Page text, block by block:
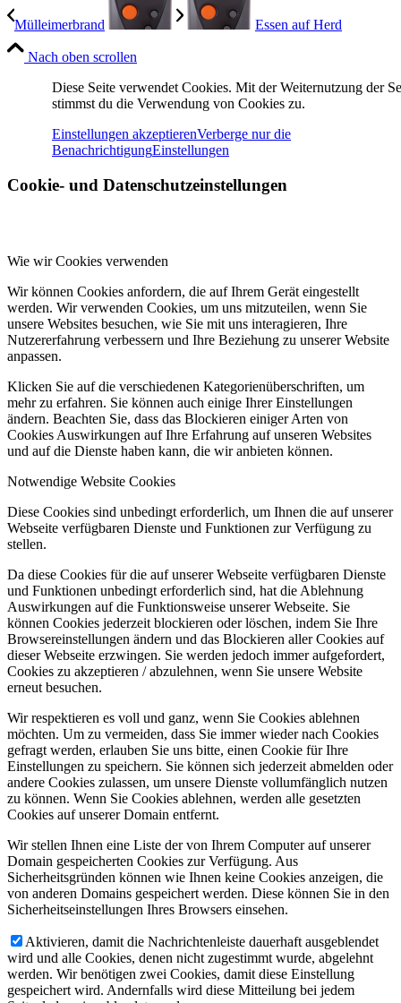
Mülleimerbrand Essen auf Herd
Nach oben scrollen
Diese Seite verwendet Cookies. Mit der Weiternutzung der
stimmst du die Verwendung von Cookies zu.
Einstellungen akzeptierenVerberge nur die
BenachrichtigungEinstellungen
Cookie- und Datenschutzeinstellungen
Wie wir Cookies verwenden
Wir können Cookies anfordern, die auf Ihrem Gerät eingestellt
werden. Wir verwenden Cookies, um uns mitzuteilen, wenn Sie
unsere Websites besuchen, wie Sie mit uns interagieren, Ihre
Nutzererfahrung verbessern und Ihre Beziehung zu unserer Website
anpassen.
Klicken Sie auf die verschiedenen Kategorienüberschriften, um
mehr zu erfahren. Sie können auch einige Ihrer Einstellungen
ändern. Beachten Sie, dass das Blockieren einiger Arten von
Cookies Auswirkungen auf Ihre Erfahrung auf unseren Websites
und auf die Dienste haben kann, die wir anbieten können.
Notwendige Website Cookies
Diese Cookies sind unbedingt erforderlich, um Ihnen die auf unserer
Webseite verfügbaren Dienste und Funktionen zur Verfügung zu
stellen.
Da diese Cookies für die auf unserer Webseite verfügbaren Dienste
und Funktionen unbedingt erforderlich sind, hat die Ablehnung
Auswirkungen auf die Funktionsweise unserer Webseite. Sie
können Cookies jederzeit blockieren oder löschen, indem Sie Ihre
Browsereinstellungen ändern und das Blockieren aller Cookies auf
dieser Webseite erzwingen. Sie werden jedoch immer aufgefordert,
Cookies zu akzeptieren / abzulehnen, wenn Sie unsere Website
erneut besuchen.
Wir respektieren es voll und ganz, wenn Sie Cookies ablehnen
möchten. Um zu vermeiden, dass Sie immer wieder nach Cookies
gefragt werden, erlauben Sie uns bitte, einen Cookie für Ihre
Einstellungen zu speichern. Sie können sich jederzeit abmelden oder
andere Cookies zulassen, um unsere Dienste vollumfänglich nutzen
zu können. Wenn Sie Cookies ablehnen, werden alle gesetzten
Cookies auf unserer Domain entfernt.
Wir stellen Ihnen eine Liste der von Ihrem Computer auf unserer
Domain gespeicherten Cookies zur Verfügung. Aus
Sicherheitsgründen können wie Ihnen keine Cookies anzeigen, die
von anderen Domains gespeichert werden. Diese können Sie in den
Sicherheitseinstellungen Ihres Browsers einsehen.
Aktivieren, damit die Nachrichtenleiste dauerhaft ausgeblendet
wird und alle Cookies, denen nicht zugestimmt wurde, abgelehnt
werden. Wir benötigen zwei Cookies, damit diese Einstellung
gespeichert wird. Andernfalls wird diese Mitteilung bei jedem